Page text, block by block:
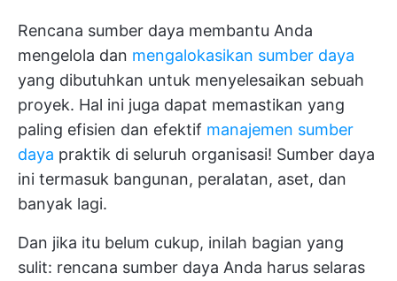
Rencana sumber daya membantu Anda
mengelola dan mengalokasikan sumber daya
yang dibutuhkan untuk menyelesaikan sebuah
proyek. Hal ini juga dapat memastikan yang
paling efisien dan efektif manajemen sumber
daya praktik di seluruh organisasi! Sumber daya
ini termasuk bangunan, peralatan, aset, dan
banyak lagi.
Dan jika itu belum cukup, inilah bagian yang
sulit: rencana sumber daya Anda harus selaras